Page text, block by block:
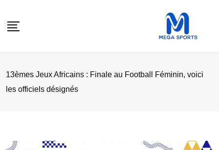
13èmes Jeux Africains : Finale au Football Féminin, voici
les officiels désignés